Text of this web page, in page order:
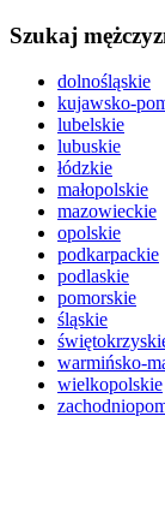
Szukaj
dolnośląskie
kujawsko-
lubelskie
lubuskie
łódzkie
małopolskie
mazowieckie
opolskie
podkarpackie
podlaskie
pomorskie
śląskie
warmińsko-
wielkopolskie